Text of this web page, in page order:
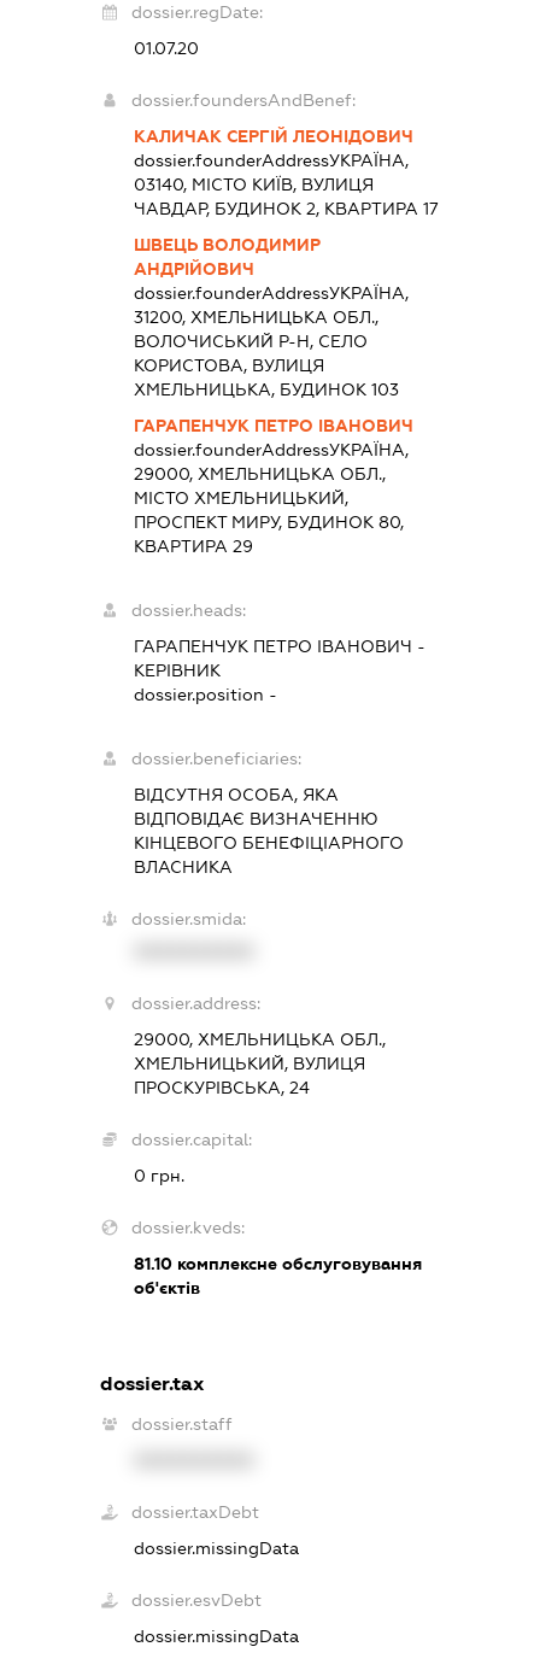
dossier.regDate:
01.07.20
dossier.foundersAndBenef:
КАЛИЧАК СЕРГІЙ ЛЕОНІДОВИЧ
dossier.founderAddressУКРАЇНА,
03140, МІСТО КИЇВ, ВУЛИЦЯ
ЧАВДАР, БУДИНОК 2, КВАРТИРА 17
ШВЕЦЬ ВОЛОДИМИР
АНДРІЙОВИЧ
dossier.founderAddressУКРАЇНА,
31200, ХМЕЛЬНИЦЬКА ОБЛ.,
ВОЛОЧИСЬКИЙ Р-Н, СЕЛО
КОРИСТОВА, ВУЛИЦЯ
ХМЕЛЬНИЦЬКА, БУДИНОК 103
ГАРАПЕНЧУК ПЕТРО ІВАНОВИЧ
dossier.founderAddressУКРАЇНА,
29000, ХМЕЛЬНИЦЬКА ОБЛ.,
МІСТО ХМЕЛЬНИЦЬКИЙ,
ПРОСПЕКТ МИРУ, БУДИНОК 80,
КВАРТИРА 29
dossier.heads:
ГАРАПЕНЧУК ПЕТРО ІВАНОВИЧ -
КЕРІВНИК
dossier.position -
dossier.beneficiaries:
ВІДСУТНЯ ОСОБА, ЯКА
ВІДПОВІДАЄ ВИЗНАЧЕННЮ
КІНЦЕВОГО БЕНЕФІЦІАРНОГО
ВЛАСНИКА
dossier.smida:
dossier.address:
29000, ХМЕЛЬНИЦЬКА ОБЛ.,
ХМЕЛЬНИЦЬКИЙ, ВУЛИЦЯ
ПРОСКУРІВСЬКА, 24
dossier.capital:
0 грн.
dossier.kveds:
81.10 комплексне обслуговування
об'єктів
dossier.tax
dossier.staff
dossier.taxDebt
dossier.missingData
dossier.esvDebt
dossier.missingData